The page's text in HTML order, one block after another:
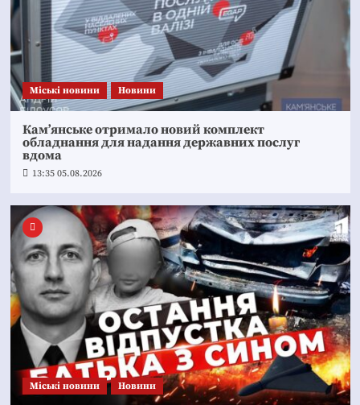
Mіські новини Новини
Кам’янське отримало новий комплект
обладнання для надання державних послуг
вдома
13:35 05.08.2026
Mіські новини Новини